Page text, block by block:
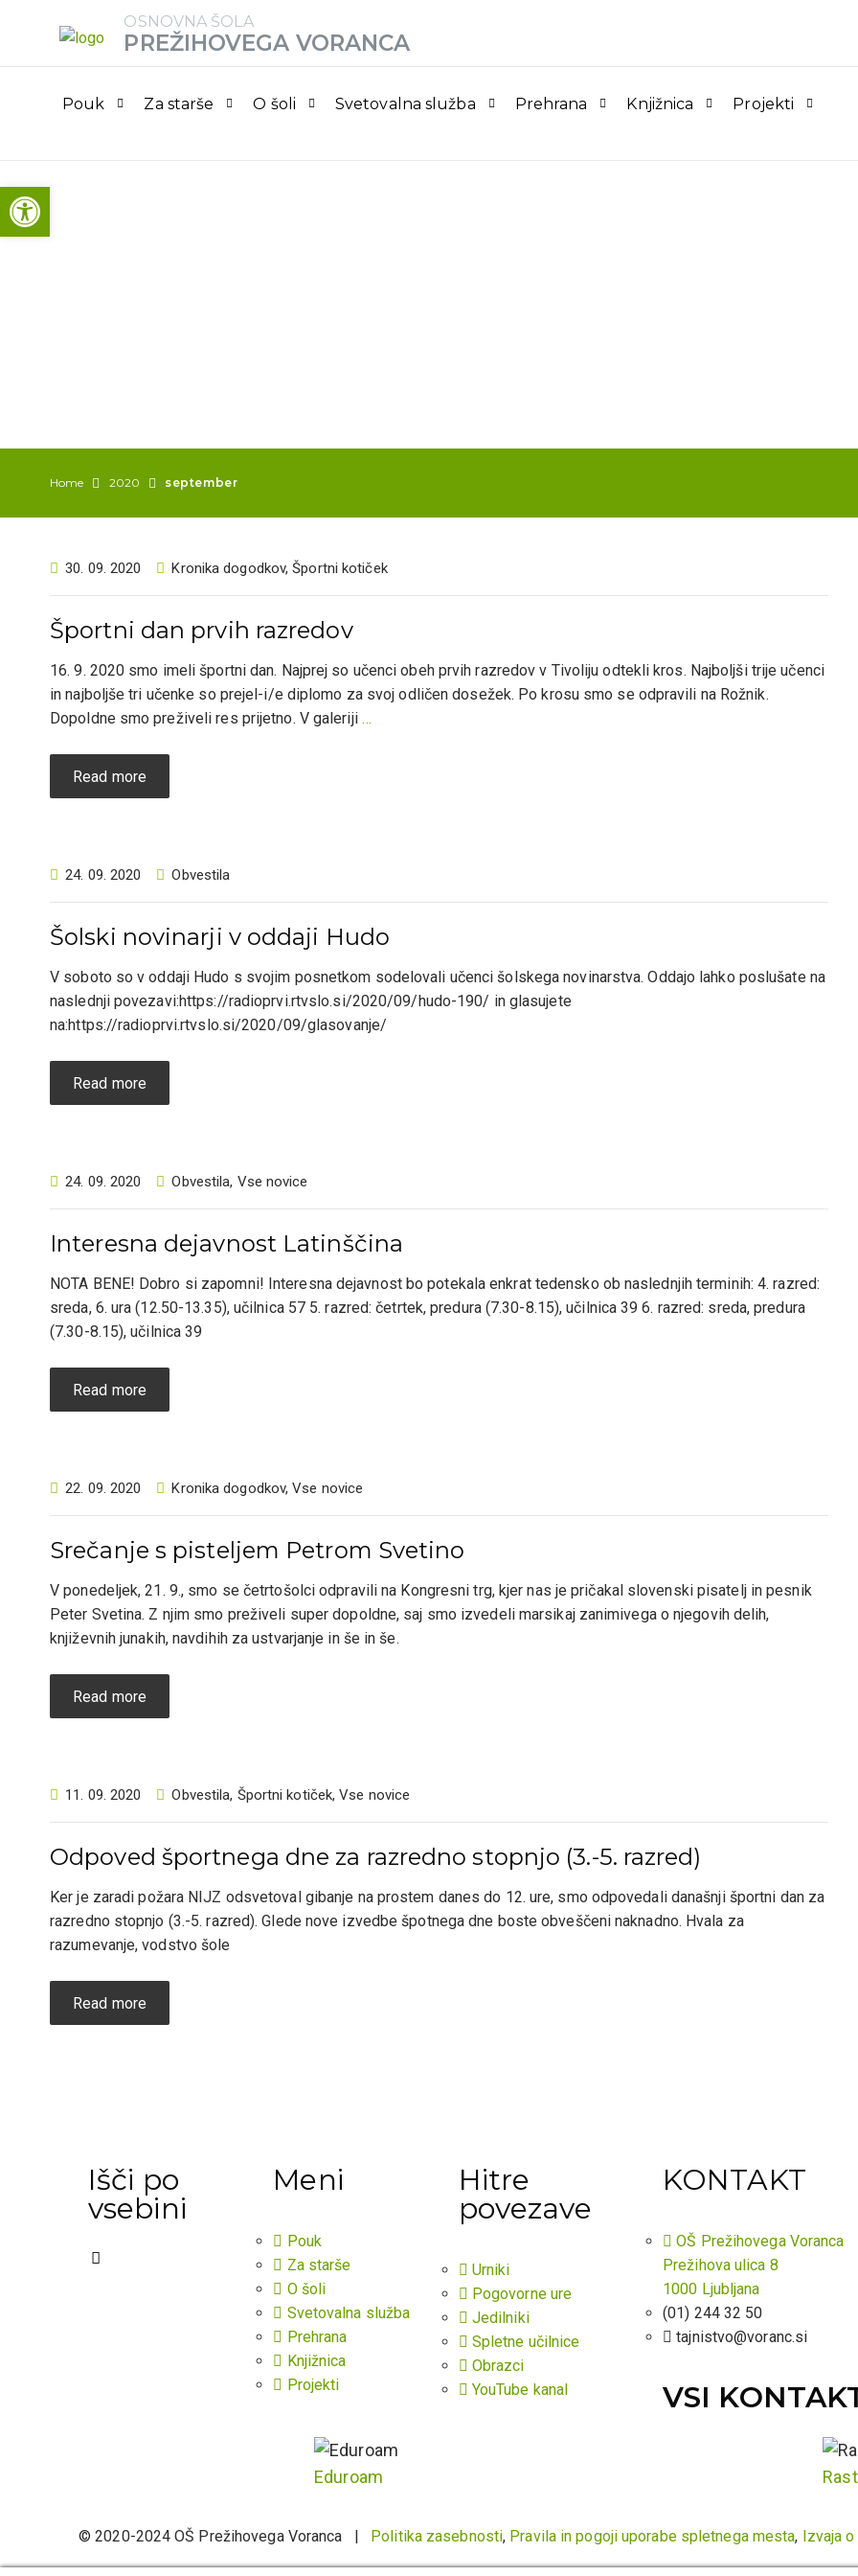
OSNOVNA ŠOLA
PREŽIHOVEGA VORANCA
Pouk Za starše O šoli Svetovalna služba Prehrana Knjižnica Projekti
Home 2020 september
30. 09. 2020 Kronika dogodkov,Športni kotiček
Športni dan prvih razredov
16. 9. 2020 smo imeli športni dan. Najprej so učenci obeh prvih razredov v Tivoliju odtekli kros. Najboljši trije učenci
in najboljše tri učenke so prejel-i/e diplomo za svoj odličen dosežek. Po krosu smo se odpravili na Rožnik.
Dopoldne smo preživeli res prijetno. V galeriji …
Read more
24. 09. 2020 Obvestila
Šolski novinarji v oddaji Hudo
V soboto so v oddaji Hudo s svojim posnetkom sodelovali učenci šolskega novinarstva. Oddajo lahko poslušate na
naslednji povezavi:https://radioprvi.rtvslo.si/2020/09/hudo-190/ in glasujete
na:https://radioprvi.rtvslo.si/2020/09/glasovanje/
Read more
24. 09. 2020 Obvestila, Vse novice
Interesna dejavnost Latinščina
NOTA BENE! Dobro si zapomni! Interesna dejavnost bo potekala enkrat tedensko ob naslednjih terminih: 4. razred:
sreda, 6. ura (12.50-13.35), učilnica 57 5. razred: četrtek, predura (7.30-8.15), učilnica 39 6. razred: sreda, predura
(7.30-8.15), učilnica 39
Read more
22. 09. 2020 Kronika dogodkov,Vse novice
Srečanje s pisteljem Petrom Svetino
V ponedeljek, 21. 9., smo se četrtošolci odpravili na Kongresni trg, kjer nas je pričakal slovenski pisatelj in pesnik
Peter Svetina. Z njim smo preživeli super dopoldne, saj smo izvedeli marsikaj zanimivega o njegovih delih,
književnih junakih, navdihih za ustvarjanje in še in še.
Read more
11. 09. 2020 Obvestila, Športni kotiček,Vse novice
Odpoved športnega dne za razredno stopnjo (3.-5. razred)
Ker je zaradi požara NIJZ odsvetoval gibanje na prostem danes do 12. ure, smo odpovedali današnji športni dan za
razredno stopnjo (3.-5. razred). Glede nove izvedbe špotnega dne boste obveščeni naknadno. Hvala za
razumevanje, vodstvo šole
Read more
Išči po
vsebini
Meni
Pouk
Za starše
O šoli
Svetovalna služba
Prehrana
Knjižnica
Projekti
Hitre
povezave
Urniki
Pogovorne ure
Jedilniki
Spletne učilnice
Obrazci
YouTube kanal
Eduroam
KONTAKT
OŠ Prežihovega Voranca
Prežihova ulica 8
1000 Ljubljana
(01) 244 32 50
tajnistvo@voranc.si
VSI
© 2020-2024 OŠ Prežihovega Voranca | Politika zasebnosti, Pravila in pogoji uporabe spletnega mesta, Izvaja
Open toolbar